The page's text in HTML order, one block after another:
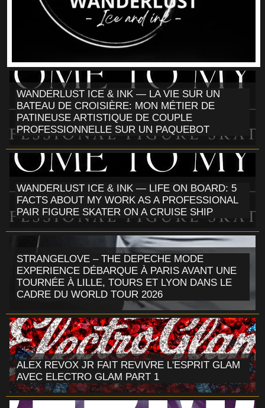
WANDERLUST ICE & INK — LA VIE SUR UN
BATEAU DE CROISIÈRE: MON MÉTIER DE
PATINEUSE ARTISTIQUE DE COUPLE
PROFESSIONNELLE SUR UN PAQUEBOT
WANDERLUST ICE & INK — LIFE ON BOARD: 5
FACTS ABOUT MY WORK AS A PROFESSIONAL
PAIR FIGURE SKATER ON A CRUISE SHIP
STRANGELOVE – THE DEPECHE MODE
EXPERIENCE DÉBARQUE À PARIS AVANT UNE
TOURNÉE À LILLE, TOURS ET LYON DANS LE
CADRE DU WORLD TOUR 2026
ALEX REVOX JR FAIT REVIVRE L'ESPRIT GLAM
AVEC ELECTRO GLAM PART 1